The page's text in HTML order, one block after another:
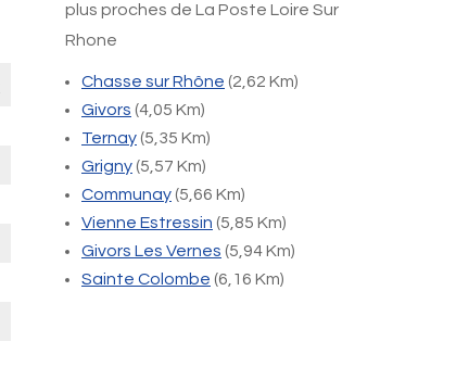
plus proches de La Poste Loire Sur
Rhone
Chasse sur Rhône (2,62 Km)
Givors (4,05 Km)
Ternay(5,35 Km)
Grigny(5,57 Km)
Communay(5,66 Km)
Vienne Estressin (5,85 Km)
Givors Les Vernes (5,94 Km)
Sainte Colombe (6,16 Km)